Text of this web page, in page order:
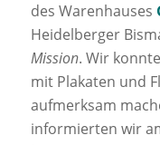
des Warenhauses
Heidelberger
Mission. Wir
mit Plakaten und
aufmerksam
informierten wir